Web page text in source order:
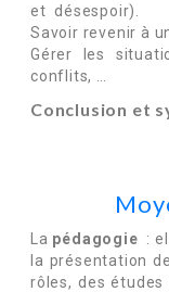
et désespoir).
Savoir revenir à
Gérer les
conflits, …
Conclusion et
La pédagogie :
la présentation
rôles, des